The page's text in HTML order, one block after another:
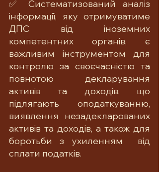
✅ Систематизований аналіз
інформації, яку отримуватиме
ДПС від іноземних
компетентних органів, є
важливим інструментом для
контролю за своєчасністю та
повнотою декларування
активів та доходів, що
підлягають оподаткуванню,
виявлення незадекларованих
активів та доходів, а також для
боротьби з ухиленням  від
сплати податків.